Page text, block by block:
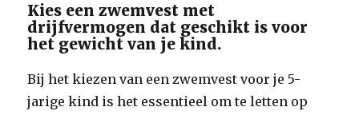
Kies een zwemvest met
drijfvermogen dat geschikt is voor
het gewicht van je kind.
Bij het kiezen van een zwemvest voor je 5-
jarige kind is het essentieel om te letten op